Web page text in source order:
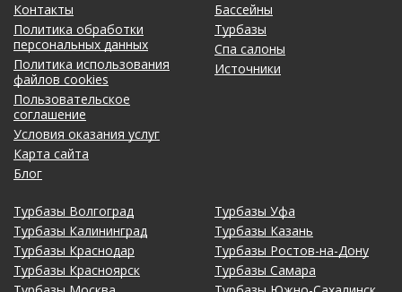
Контакты
Политика обработки
персональных данных
Политика использования
файлов cookies
Пользовательское
соглашение
Условия оказания услуг
Карта сайта
Блог
Бассейны
Турбазы
Спа салоны
Источники
Турбазы Волгоград
Турбазы Калининград
Турбазы Краснодар
Турбазы Красноярск
Турбазы Уфа
Турбазы Казань
Турбазы Ростов-на-Дону
Турбазы Самара